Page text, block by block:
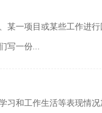
某一项目或某些工作进
写一份...
习和工作生活等表现情